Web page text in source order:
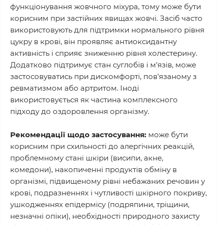
функціонування жовчного міхура, тому може бути
корисним при застійних явищах жовчі. Засіб часто
використовують для підтримки нормального рівня
цукру в крові, він проявляє антиоксидантну
активність і сприяє зниженню рівня холестерину.
Додатково підтримує стан суглобів і м’язів, може
застосовуватись при дискомфорті, пов’язаному з
ревматизмом або артритом. Іноді
використовується як частина комплексного
підходу до оздоровлення організму.
Рекомендації щодо застосування: може бути
корисним при схильності до алергічних реакцій,
проблемному стані шкіри (висипи, акне,
комедони), накопиченні продуктів обміну в
організмі, підвищеному рівні небажаних речовин у
крові, подразненнях і чутливості шкірного покриву,
ушкодженнях епідермісу (подряпини, тріщини,
незначні опіки), необхідності природного захисту